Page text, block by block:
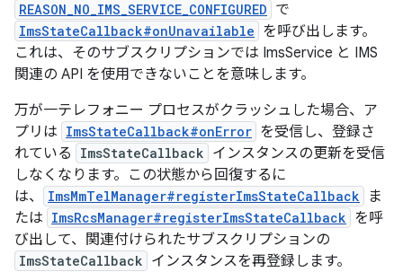
REASON_NO_IMS_SERVICE_CONFIGURED で
ImsStateCallback#onUnavailable を呼び出します。
これは、そのサブスクリプションでは ImsService と IMS
関連の API を使用できないことを意味します。
万が一テレフォニー プロセスがクラッシュした場合、ア
プリは ImsStateCallback#onError を受信し、登録さ
れている
ImsStateCallback インスタンスの更新を受信
しなくなります。この状態から回復するに
は、
ImsMmTelManager#registerImsStateCallback
ま
たは ImsRcsManager#registerImsStateCallback を呼
び出して、関連付けられたサブスクリプションの
ImsStateCallback インスタンスを再登録します。